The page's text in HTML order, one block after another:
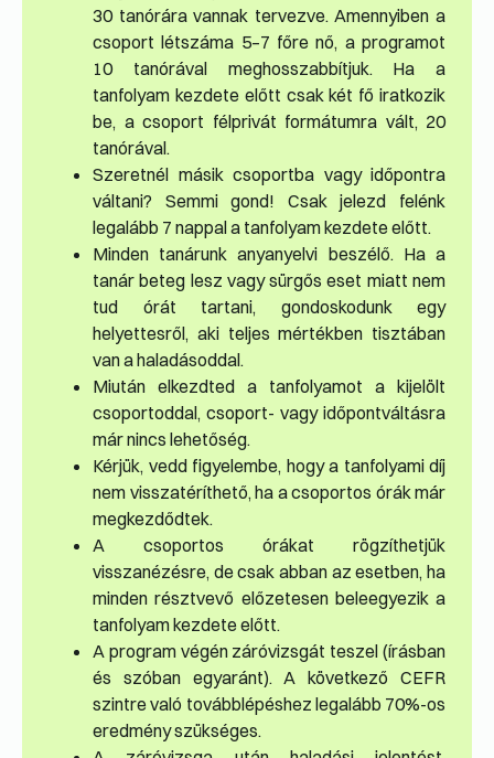
30 tanórára vannak tervezve. Amennyiben a
csoport létszáma 5–7 főre nő, a programot
10 tanórával meghosszabbítjuk. Ha a
tanfolyam kezdete előtt csak két fő iratkozik
be, a csoport félprivát formátumra vált, 20
tanórával.
Szeretnél másik csoportba vagy időpontra
váltani? Semmi gond! Csak jelezd felénk
legalább 7 nappal a tanfolyam kezdete előtt.
Minden tanárunk anyanyelvi beszélő. Ha a
tanár beteg lesz vagy sürgős eset miatt nem
tud órát tartani, gondoskodunk egy
helyettesről, aki teljes mértékben tisztában
van a haladásoddal.
Miután elkezdted a tanfolyamot a kijelölt
csoportoddal, csoport- vagy időpontváltásra
már nincs lehetőség.
Kérjük, vedd figyelembe, hogy a tanfolyami díj
nem visszatéríthető, ha a csoportos órák már
megkezdődtek.
A csoportos órákat rögzíthetjük
visszanézésre, de csak abban az esetben, ha
minden résztvevő előzetesen beleegyezik a
tanfolyam kezdete előtt.
A program végén záróvizsgát teszel (írásban
és szóban egyaránt). A következő CEFR
szintre való továbblépéshez legalább 70%-os
eredmény szükséges.